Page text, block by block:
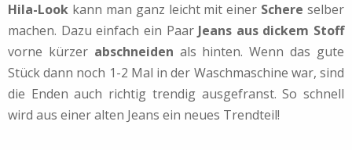
Hila-Look kann man ganz leicht mit einer Schere selber
machen. Dazu einfach ein Paar Jeans aus dickem Stoff
vorne kürzer abschneiden als hinten. Wenn das gute
Stück dann noch 1-2 Mal in der Waschmaschine war, sind
die Enden auch richtig trendig ausgefranst. So schnell
wird aus einer alten Jeans ein neues Trendteil!